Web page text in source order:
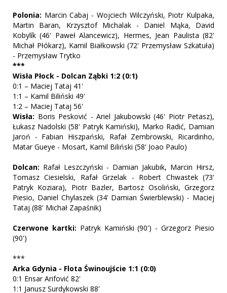
Polonia: Marcin Cabaj - Wojciech Wilczyński, Piotr Kulpaka,
Martin Baran, Krzysztof Michalak - Daniel Mąka, David
Kobylík (46' Paweł Alancewicz), Hermes, Jean Paulista (82'
Michał Płókarz), Kamil Białkowski (72' Przemysław Szkatuła)
- Przemysław Trytko
***
Wisła Płock - Dolcan Ząbki 1:2 (0:1)
0:1 – Maciej Tataj 41'
1:1 – Kamil Biliński 49'
1:2 – Maciej Tataj 56'
Wisła: Boris Pesković - Ariel Jakubowski (46' Piotr Petasz),
Łukasz Nadolski (58' Patryk Kamiński), Marko Radić, Damian
Jaroń - Fabian Hiszpański, Rafał Zembrowski, Ricardinho,
Matar Gueye - Mosart, Kamil Biliński (58' Joao Paulo)
Dolcan: Rafał Leszczyński - Damian Jakubik, Marcin Hirsz,
Tomasz Ciesielski, Rafał Grzelak - Robert Chwastek (73'
Patryk Koziara), Piotr Bazler, Bartosz Osoliński, Grzegorz
Piesio, Daniel Chylaszek (34' Damian Świerblewski) - Maciej
Tataj (88' Michał Zapaśnik)
Czerwone kartki: Patryk Kamiński (90') - Grzegorz Piesio
(90')
***
Arka Gdynia - Flota Świnoujście 1:1 (0:0)
0:1 Ensar Arifović 82'
1:1 Janusz Surdykowski 88'